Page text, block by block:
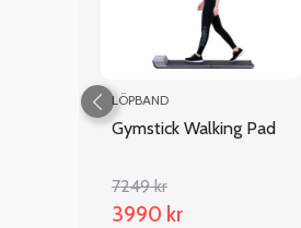
LÖPBAND
Gymstick Walking Pad
7249 kr
3990 kr